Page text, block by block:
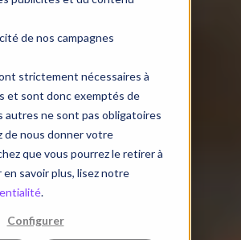
de nos campagnes
strictement nécessaires à
et sont donc exemptés de
autres ne sont pas obligatoires
de nous donner votre
que vous pourrez le retirer à
savoir plus, lisez notre
.
Configurer